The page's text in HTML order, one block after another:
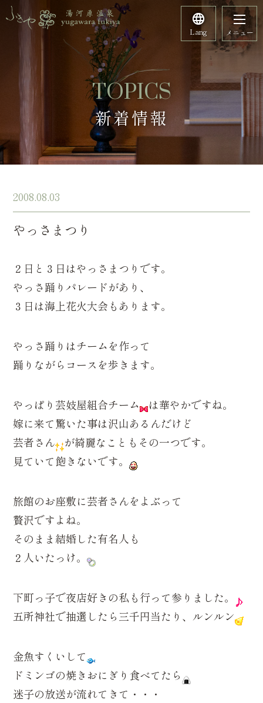
Lang メニュー
TOPICS
新着情報
2008.08.03
やっさまつり
２日と３日はやっさまつりです。
やっさ踊りパレードがあり、
３日は海上花火大会もあります。
やっさ踊りはチームを作って
踊りながらコースを歩きます。
やっぱり芸妓屋組合チーム
は華やかですね。
嫁に来て驚いた事は沢山あるんだけど
芸者さん
が綺麗なこともその一つです。
見ていて飽きないです。
旅館のお座敷に芸者さんをよぶって
贅沢ですよね。
そのまま結婚した有名人も
２人いたっけ。
下町っ子で夜店好きの私も行って参りました。
五所神社で抽選したら三千円当たり、ルンルン
金魚すくいして
ドミンゴの焼きおにぎり食べてたら
迷子の放送が流れてきて・・・